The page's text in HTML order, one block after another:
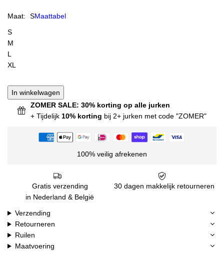
Maat: SMaattabel
S
M
L
XL
In winkelwagen
ZOMER SALE: 30% korting op alle jurken
+ Tijdelijk 10% korting bij 2+ jurken met code "ZOMER"
100% veilig afrekenen
Gratis verzending
in Nederland & België
30 dagen makkelijk retourneren
Verzending
Retourneren
Ruilen
Maatvoering